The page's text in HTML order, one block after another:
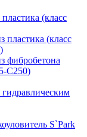
(класс
(класс
фибробетона
С250)
S`Park